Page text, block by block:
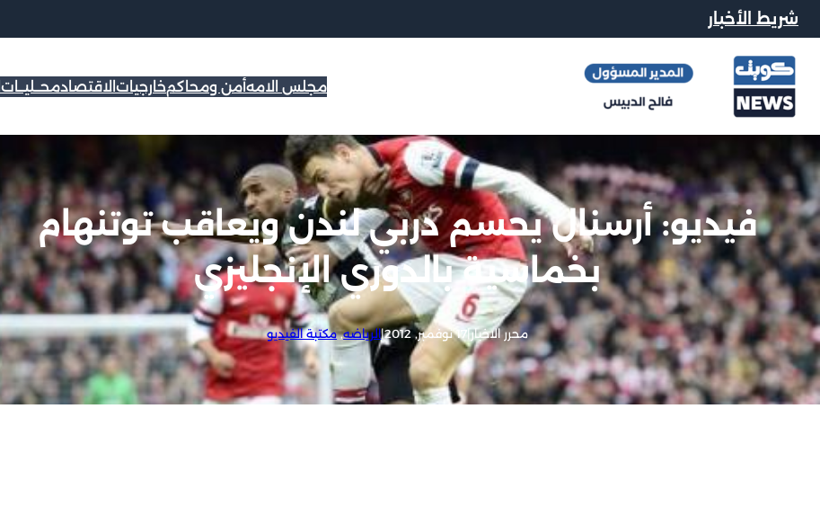
شريط الأخبار
مجلس الامهأمن ومحاكمخارجيات الاقتصادمحــليــات
فيديو: أرسنال يحسم دربي لندن ويعاقب توتنهام
بخماسية بالدوري الإنجليزي
محرر الاخبار|17 نوفمبر, 2012 |الرياضه, مكتبة الفيديو